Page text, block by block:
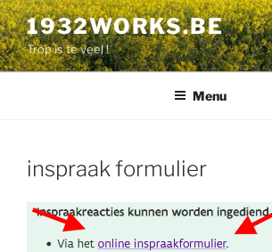
Aller
au
contenu
principal
1932WORKS.BE
Trop is te veel !
Menu
inspraak formulier